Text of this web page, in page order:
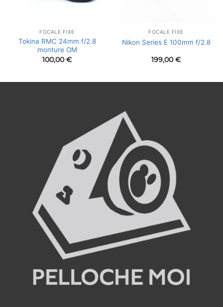
FOCALE FIXE
Tokina RMC 24mm f/2.8
monture OM
100,00 €
FOCALE FIXE
Nikon Series E 100mm f/2.8
199,00 €